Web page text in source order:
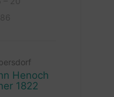
Henoch
1822